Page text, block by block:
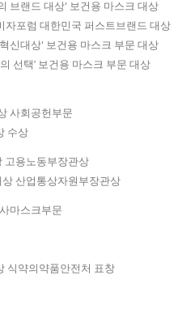
브랜드 대상' 보건용 마스크 대상
자포럼 대한민국 퍼스트브랜드 대상
신대상' 보건용 마스크 부문 대상
선택’ 보건용 마스크 부문 대상
사회공헌부문
수상
고용노동부장관상
산업통상자원부장관상
마스크부문
식약의약품안전처 표창